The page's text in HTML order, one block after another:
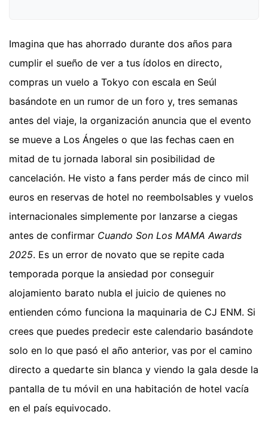
Imagina que has ahorrado durante dos años para
cumplir el sueño de ver a tus ídolos en directo,
compras un vuelo a Tokyo con escala en Seúl
basándote en un rumor de un foro y, tres semanas
antes del viaje, la organización anuncia que el evento
se mueve a Los Ángeles o que las fechas caen en
mitad de tu jornada laboral sin posibilidad de
cancelación. He visto a fans perder más de cinco mil
euros en reservas de hotel no reembolsables y vuelos
internacionales simplemente por lanzarse a ciegas
antes de confirmar Cuando Son Los MAMA Awards
2025. Es un error de novato que se repite cada
temporada porque la ansiedad por conseguir
alojamiento barato nubla el juicio de quienes no
entienden cómo funciona la maquinaria de CJ ENM. Si
crees que puedes predecir este calendario basándote
solo en lo que pasó el año anterior, vas por el camino
directo a quedarte sin blanca y viendo la gala desde la
pantalla de tu móvil en una habitación de hotel vacía
en el país equivocado.